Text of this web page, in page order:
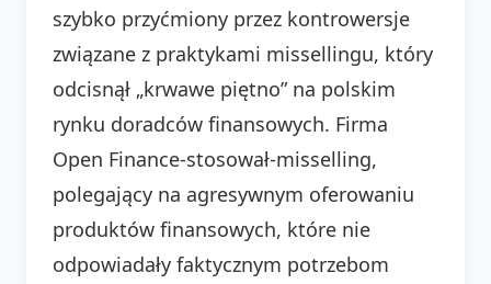
szybko przyćmiony przez kontrowersje
związane z praktykami missellingu, który
odcisnął „krwawe piętno” na polskim
rynku doradców finansowych. Firma
Open Finance-stosował-misselling,
polegający na agresywnym oferowaniu
produktów finansowych, które nie
odpowiadały faktycznym potrzebom